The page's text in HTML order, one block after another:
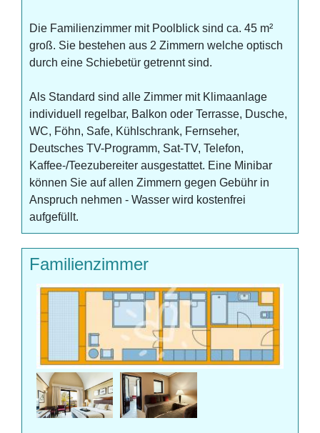
Die Familienzimmer mit Poolblick sind ca. 45 m²
groß. Sie bestehen aus 2 Zimmern welche optisch
durch eine Schiebetür getrennt sind.
Als Standard sind alle Zimmer mit Klimaanlage
individuell regelbar, Balkon oder Terrasse, Dusche,
WC, Föhn, Safe, Kühlschrank, Fernseher,
Deutsches TV-Programm, Sat-TV, Telefon,
Kaffee-/Teezubereiter ausgestattet. Eine Minibar
können Sie auf allen Zimmern gegen Gebühr in
Anspruch nehmen - Wasser wird kostenfrei
aufgefüllt.
Familienzimmer